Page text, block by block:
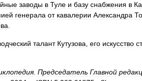
заводы в Туле и базу снабжения в
генерала от кавалерии Александра
талант Кутузова его искусство
. Председатель Главной